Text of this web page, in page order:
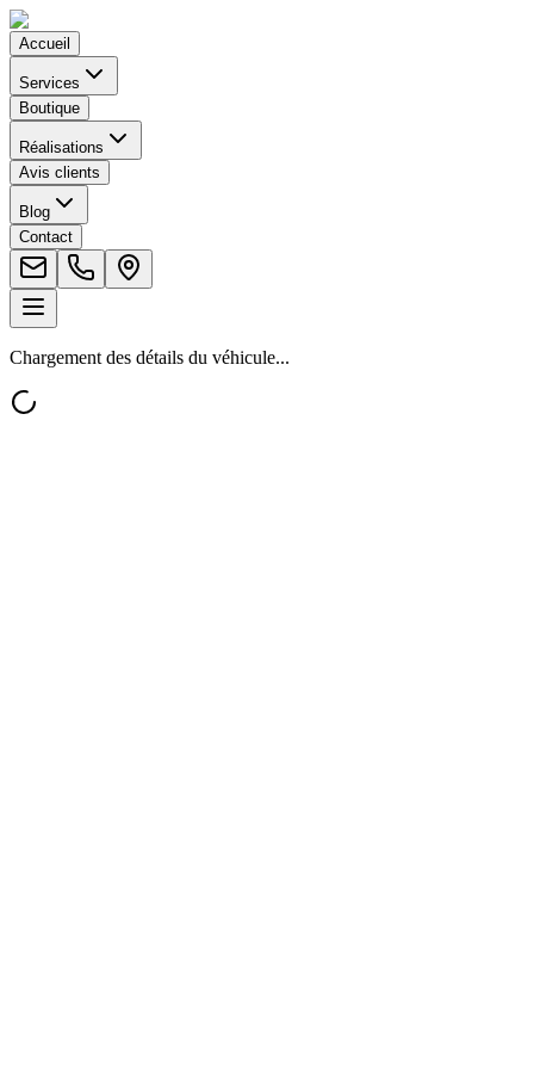
Accueil
Services
Boutique
Réalisations
Avis clients
Blog
Contact
Chargement des détails du véhicule...